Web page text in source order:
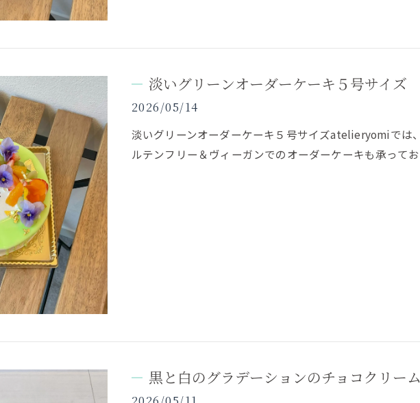
淡いグリーンオーダーケーキ５号サイズ
2026/05/14
淡いグリーンオーダーケーキ５号サイズatelieryomiで
ルテンフリー＆ヴィーガンでのオーダーケーキも承って
黒と白のグラデーションのチョコクリー